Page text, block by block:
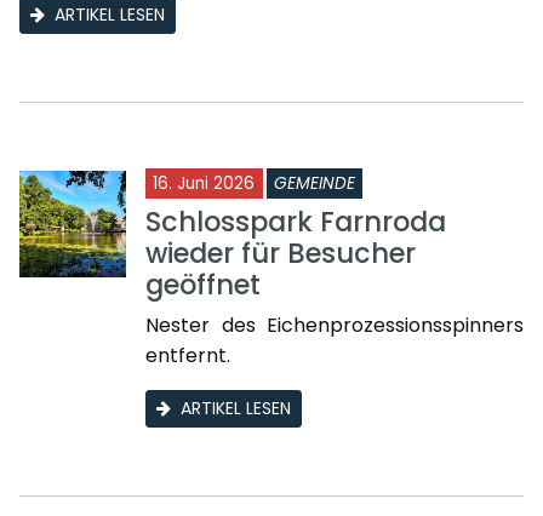
ARTIKEL LESEN
16. Juni 2026 GEMEINDE
Schlosspark Farnroda
wieder für Besucher
geöffnet
Nester des Eichenprozessionsspinners
entfernt.
ARTIKEL LESEN